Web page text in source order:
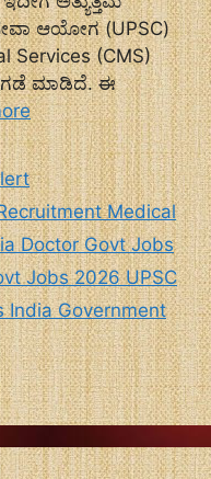
ಆಯೋಗ (UPSC)
Services (CMS)
ಮಾಡಿದೆ. ಈ
Medical
Doctor Govt Jobs
Jobs 2026 UPSC
India Government